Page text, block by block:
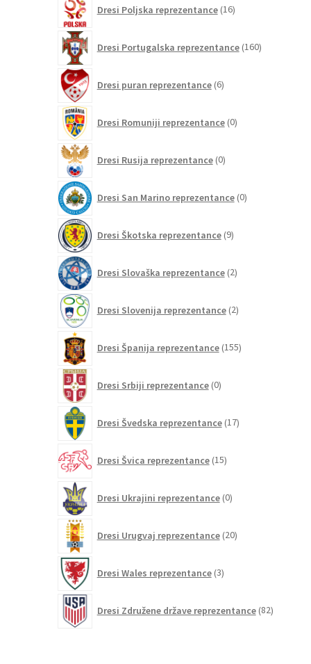
Dresi Poljska reprezentance 16izdelkov
Dresi Portugalska reprezentance 160izdelkov
Dresi puran reprezentance 6izdelkov
Dresi Romuniji reprezentance 0izdelkov
Dresi Rusija reprezentance 0izdelkov
Dresi San Marino reprezentance 0izdelkov
Dresi Škotska reprezentance 9izdelkov
Dresi Slovaška reprezentance 2izdelka
Dresi Slovenija reprezentance 2izdelka
Dresi Španija reprezentance 155izdelkov
Dresi Srbiji reprezentance 0izdelkov
Dresi Švedska reprezentance 17izdelkov
Dresi Švica reprezentance 15izdelkov
Dresi Ukrajini reprezentance 0izdelkov
Dresi Urugvaj reprezentance 20izdelkov
Dresi Wales reprezentance 3izdelki
Dresi Združene države reprezentance 82izdelkov